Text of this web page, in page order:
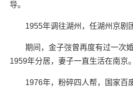
导。
1955年调往湖州，任湖州京剧团
期间，金子弢曾再度有过一次婚
1959年分居，妻子一直生活在南京。
1976年，粉碎四人帮，国家百